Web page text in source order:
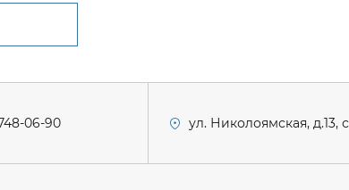
06-90 ул. Николоямская, д.13,